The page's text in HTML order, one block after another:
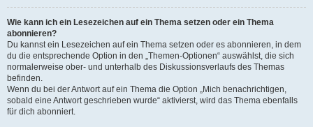
Wie kann ich ein Lesezeichen auf ein Thema setzen oder ein Thema
abonnieren?
Du kannst ein Lesezeichen auf ein Thema setzen oder es abonnieren, in dem
du die entsprechende Option in den „Themen-Optionen“ auswählst, die sich
normalerweise ober- und unterhalb des Diskussionsverlaufs des Themas
befinden.
Wenn du bei der Antwort auf ein Thema die Option „Mich benachrichtigen,
sobald eine Antwort geschrieben wurde“ aktivierst, wird das Thema ebenfalls
für dich abonniert.